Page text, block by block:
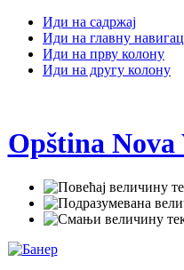
Иди на садржај
Иди на главну
Иди на прву колону
Иди на другу колону
Opština